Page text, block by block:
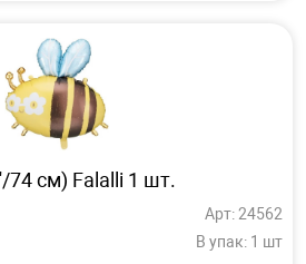
74 см) Falalli 1 шт.
Арт: 24562
В упак: 1 шт